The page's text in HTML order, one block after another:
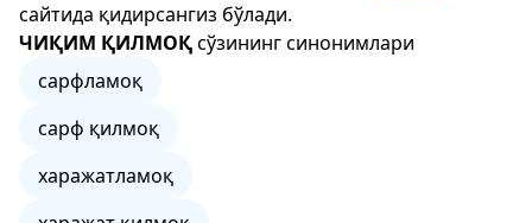
сайтида қидирсангиз бўлади.
ЧИҚИМ ҚИЛМОҚсўзининг синонимлари
сарфламоқ
сарф қилмоқ
харажатламоқ